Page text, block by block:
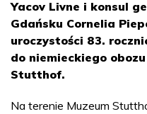
Yacov Livne i konsul
Gdańsku Cornelia
uroczystości 83.
do niemieckiego
Stutthof.
Na terenie Muzeum